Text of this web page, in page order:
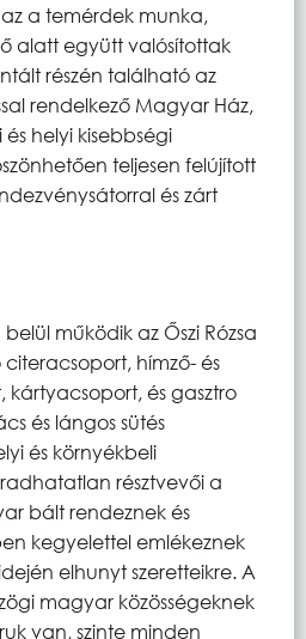
a temérdek munka,
alatt együtt valósítottak
részén található az
rendelkező Magyar Ház,
helyi kisebbségi
teljesen felújított
és zárt
működik az Őszi Rózsa
citeracsoport, hímző- és
és gasztro
és lángos sütés
és környékbeli
résztvevői a
bált rendeznek és
kegyelettel emlékeznek
elhunyt szeretteikre. A
magyar közösségeknek
van, szinte minden